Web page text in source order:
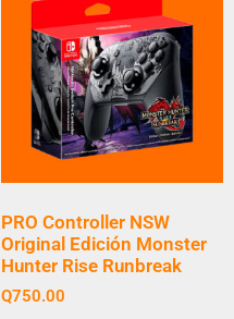
PRO Controller NSW
Original Edición Monster
Hunter Rise Runbreak
Q750.00